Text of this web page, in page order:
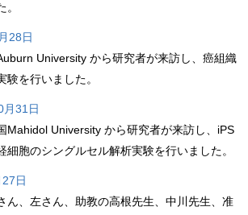
28日
University から研究者が来訪し、癌組織
を行いました。
月31日
Mahidol University から研究者が来訪し、iPS
細胞のシングルセル解析実験を行いました。
日
ん、左さん、助教の高根先生、中川先生、准